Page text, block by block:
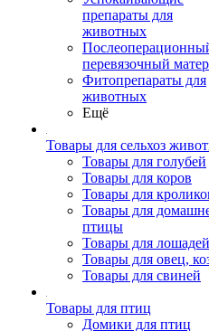
препараты для
животных
перевязочный
Фитопрепараты для
животных
Ещё
Товары для сельхоз
Товары для голубей
Товары для коров
Товары для
Товары для
птицы
Товары для лошадей
Товары для овец,
Товары для свиней
Товары для птиц
Домики для птиц